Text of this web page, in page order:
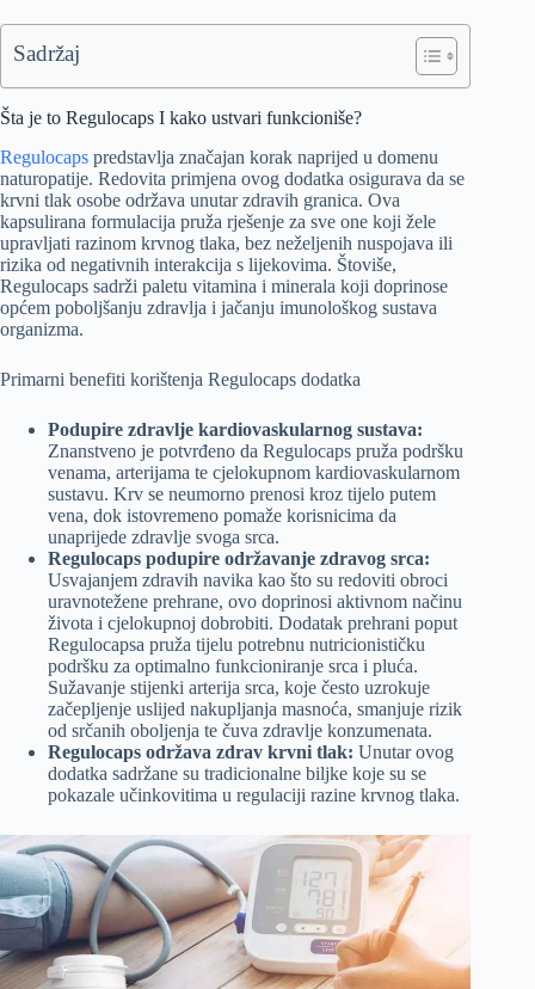
Sadržaj
Šta je to Regulocaps I kako ustvari funkcioniše?
Regulocaps predstavlja značajan korak naprijed u domenu
naturopatije. Redovita primjena ovog dodatka osigurava da se
krvni tlak osobe održava unutar zdravih granica. Ova
kapsulirana formulacija pruža rješenje za sve one koji žele
upravljati razinom krvnog tlaka, bez neželjenih nuspojava ili
rizika od negativnih interakcija s lijekovima. Štoviše,
Regulocaps sadrži paletu vitamina i minerala koji doprinose
općem poboljšanju zdravlja i jačanju imunološkog sustava
organizma.
Primarni benefiti korištenja Regulocaps dodatka
Podupire zdravlje kardiovaskularnog sustava:
Znanstveno je potvrđeno da Regulocaps pruža podršku
venama, arterijama te cjelokupnom kardiovaskularnom
sustavu. Krv se neumorno prenosi kroz tijelo putem
vena, dok istovremeno pomaže korisnicima da
unaprijede zdravlje svoga srca.
Regulocaps podupire održavanje zdravog srca:
Usvajanjem zdravih navika kao što su redoviti obroci
uravnotežene prehrane, ovo doprinosi aktivnom načinu
života i cjelokupnoj dobrobiti. Dodatak prehrani poput
Regulocapsa pruža tijelu potrebnu nutricionističku
podršku za optimalno funkcioniranje srca i pluća.
Sužavanje stijenki arterija srca, koje često uzrokuje
začepljenje uslijed nakupljanja masnoća, smanjuje rizik
od srčanih oboljenja te čuva zdravlje konzumenata.
Regulocaps održava zdrav krvni tlak: Unutar ovog
dodatka sadržane su tradicionalne biljke koje su se
pokazale učinkovitima u regulaciji razine krvnog tlaka.